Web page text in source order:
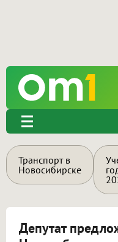
Транспорт в
Новосибирске
Депутат